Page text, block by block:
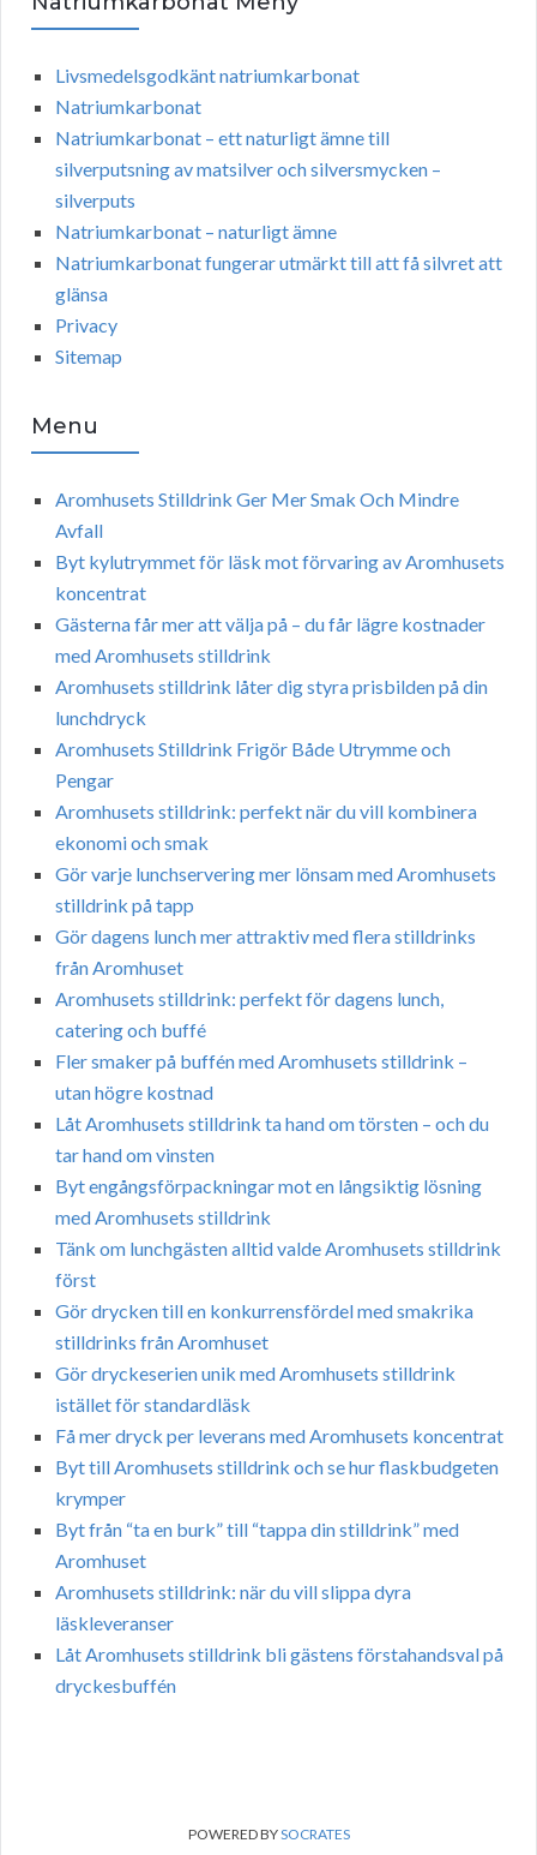
Livsmedelsgodkänt natriumkarbonat
Natriumkarbonat
Natriumkarbonat – ett naturligt ämne till
silverputsning av matsilver och silversmycken –
silverputs
Natriumkarbonat – naturligt ämne
Natriumkarbonat fungerar utmärkt till att få silvret att
glänsa
Privacy
Sitemap
Menu
Aromhusets Stilldrink Ger Mer Smak Och Mindre
Avfall
Byt kylutrymmet för läsk mot förvaring av Aromhusets
koncentrat
Gästerna får mer att välja på – du får lägre kostnader
med Aromhusets stilldrink
Aromhusets stilldrink låter dig styra prisbilden på din
lunchdryck
Aromhusets Stilldrink Frigör Både Utrymme och
Pengar
Aromhusets stilldrink: perfekt när du vill kombinera
ekonomi och smak
Gör varje lunchservering mer lönsam med Aromhusets
stilldrink på tapp
Gör dagens lunch mer attraktiv med flera stilldrinks
från Aromhuset
Aromhusets stilldrink: perfekt för dagens lunch,
catering och buffé
Fler smaker på buffén med Aromhusets stilldrink –
utan högre kostnad
Låt Aromhusets stilldrink ta hand om törsten – och du
tar hand om vinsten
Byt engångsförpackningar mot en långsiktig lösning
med Aromhusets stilldrink
Tänk om lunchgästen alltid valde Aromhusets stilldrink
först
Gör drycken till en konkurrensfördel med smakrika
stilldrinks från Aromhuset
Gör dryckeserien unik med Aromhusets stilldrink
istället för standardläsk
Få mer dryck per leverans med Aromhusets koncentrat
Byt till Aromhusets stilldrink och se hur flaskbudgeten
krymper
Byt från “ta en burk” till “tappa din stilldrink” med
Aromhuset
Aromhusets stilldrink: när du vill slippa dyra
läskleveranser
Låt Aromhusets stilldrink bli gästens förstahandsval på
dryckesbuffén
POWERED BYSOCRATES